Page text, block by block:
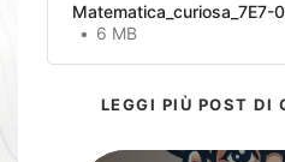
Matematica_curiosa_7E7-
6 MB
LEGGI PIÙ POST DI